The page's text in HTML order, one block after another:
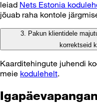
leiad Nets Estonia
jõuab raha kontole
3. Pakun klientidele
korrektseid
Kaarditehingute juhendi
meie kodulehelt.